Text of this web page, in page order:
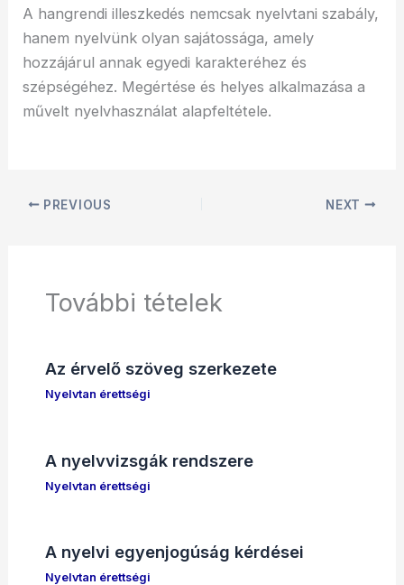
A hangrendi illeszkedés nemcsak nyelvtani szabály,
hanem nyelvünk olyan sajátossága, amely
hozzájárul annak egyedi karakteréhez és
szépségéhez. Megértése és helyes alkalmazása a
művelt nyelvhasználat alapfeltétele.
PREVIOUS NEXT
További tételek
Az érvelő szöveg szerkezete
Nyelvtan érettségi
A nyelvvizsgák rendszere
Nyelvtan érettségi
A nyelvi egyenjogúság kérdései
Nyelvtan érettségi